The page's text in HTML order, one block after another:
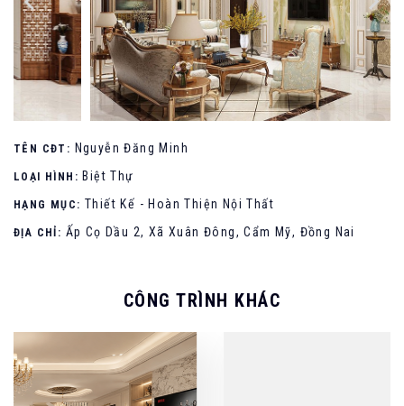
TÊN CĐT: Nguyễn Đăng Minh
LOẠI HÌNH: Biệt Thự
HẠNG MỤC: Thiết Kế - Hoàn Thiện Nội Thất
ĐỊA CHỈ: Ấp Cọ Dầu 2, Xã Xuân Đông, Cẩm Mỹ, Đồng Nai
CÔNG TRÌNH KHÁC